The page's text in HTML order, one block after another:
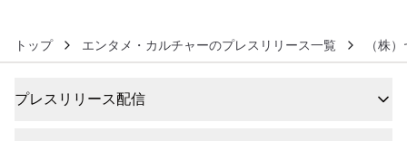
トップ エンタメ・カルチャーのプレスリリース一覧 （株
プレスリリース配信